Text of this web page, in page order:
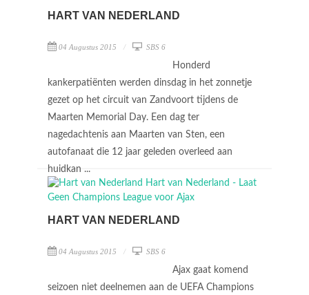
HART VAN NEDERLAND
04 Augustus 2015 SBS 6
Honderd
kankerpatiënten werden dinsdag in het zonnetje
gezet op het circuit van Zandvoort tijdens de
Maarten Memorial Day. Een dag ter
nagedachtenis aan Maarten van Sten, een
autofanaat die 12 jaar geleden overleed aan
huidkan ...
HART VAN NEDERLAND
04 Augustus 2015 SBS 6
Ajax gaat komend
seizoen niet deelnemen aan de UEFA Champions